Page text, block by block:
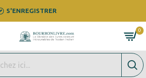
S'ENREGISTRER
0